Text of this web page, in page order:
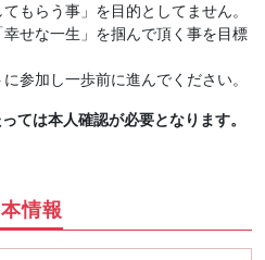
もらう事」を目的としてません。
せな一生」を掴んで頂く事を目標
参加し一歩前に進んでください。
ては本人確認が必要となります。
情報